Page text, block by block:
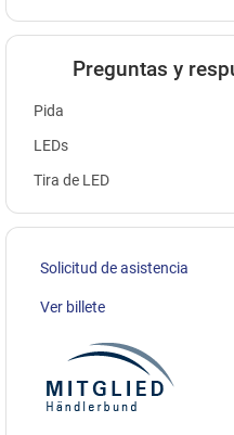
Preguntas y
Pida
LEDs
Tira de LED
Solicitud de asistencia
Ver billete